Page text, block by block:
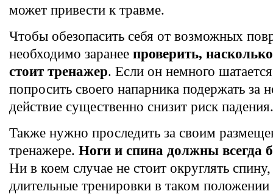
может привести к травме.
Чтобы обезопасить себя от возможных
необходимо заранее проверить,
стоит тренажер. Если он немного
попросить своего напарника подержать за
действие существенно снизит риск падения.
Также нужно проследить за своим
тренажере. Ноги и спина должны
Ни в коем случае не стоит округлять спину,
длительные тренировки в таком